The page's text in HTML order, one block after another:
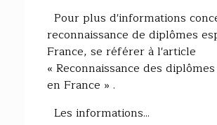
Pour plus d'informations
reconnaissance de diplômes
France, se référer à l'article
« Reconnaissance des
en France » .
Les informations...